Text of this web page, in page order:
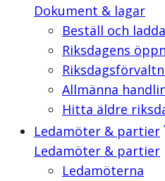
Dokument & lagar
Beställ och
Riksdagens
Allmänna
Hitta äldre
Ledamöter & partier
Ledamöter & partier
Ledamöterna